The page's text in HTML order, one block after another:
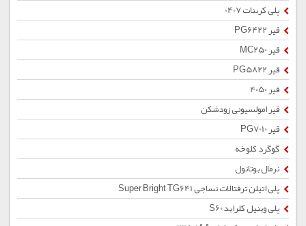
پلی کربنات 0407
قیر PG6422
قیر MC250
قیر PG5822
قیر 4050
قیر امولسیونی زودشکن
قیر PG7010
گوگرد کلوخه
نرمال بوتانول
پلی اتیلن ترفتالات نساجی Super Bright TG641
پلی وینیل کلراید S60